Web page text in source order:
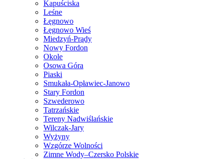
Kapuściska
Leśne
Łęgnowo
Łęgnowo Wieś
Miedzyń-Prądy
Nowy Fordon
Okole
Osowa Góra
Piaski
Smukała-Opławiec-Janowo
Stary Fordon
Szwederowo
Tatrzańskie
Tereny Nadwiślańskie
Wilczak-Jary
Wyżyny
Wzgórze Wolności
Zimne Wody–Czersko Polskie